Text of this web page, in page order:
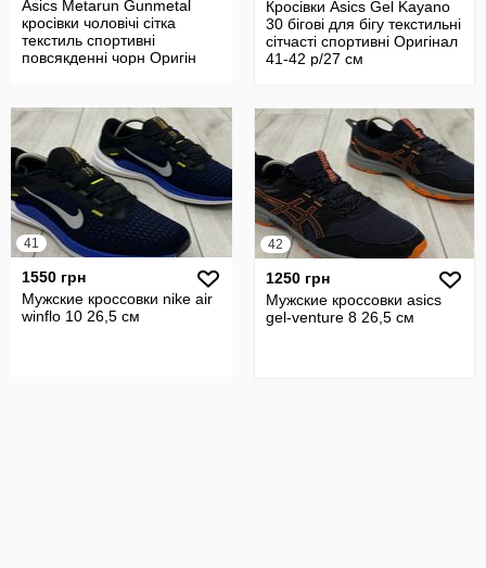
Asics Metarun Gunmetal
кросівки чоловічі сітка
текстиль спортивні
повсякденні чорн Оригін
Кросівки Asics Gel Kayano
30 бігові для бігу текстильні
сітчасті спортивні Оригінал
41-42 р/27 см
41
1550 грн
Мужские кроссовки nike air
winflo 10 26,5 см
42
1250 грн
Мужские кроссовки asics
gel-venture 8 26,5 см